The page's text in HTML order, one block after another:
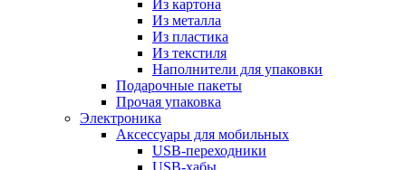
Из картона
Из металла
Из пластика
Из текстиля
Наполнители для упаковки
Подарочные пакеты
Прочая упаковка
Электроника
Аксессуары для мобильных
USB-переходники
USB-хабы